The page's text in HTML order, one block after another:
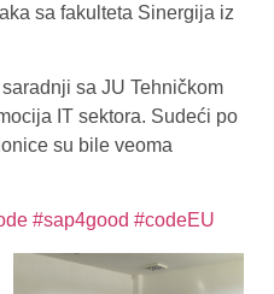
sa fakulteta Sinergija iz
sa JU Tehničkom
IT sektora. Sudeći po
su bile veoma
#sap4good #codeEU